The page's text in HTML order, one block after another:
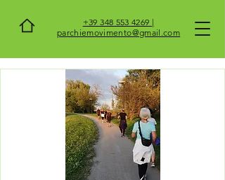
+39 348 553 4269 |
parchiemovimento@gmail.com